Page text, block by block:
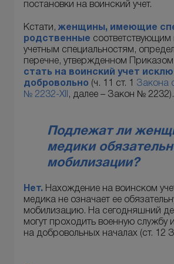
постановки на воинский учет.
Кстати, женщины, имеющие
родственные соответствующим
учетным специальностям,
перечне, утвержденном
стать на воинский учет
добровольно (ч. 11 ст. 1 Закона
№ 2232-XII , далее – Закон № 2232).
Подлежат ли
медики
мобилизации?
Нет. Нахождение на воинском
медика не означает ее
мобилизацию. На сегодняшний
могут проходить военную службу
на добровольных началах (ст. 12